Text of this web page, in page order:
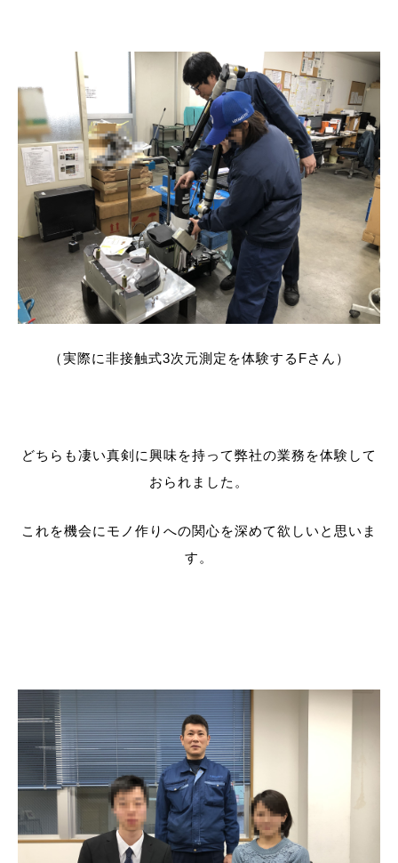
（実際に非接触式3次元測定を体験するFさん）
どちらも凄い真剣に興味を持って弊社の業務を体験して
おられました。
これを機会にモノ作りへの関心を深めて欲しいと思いま
す。